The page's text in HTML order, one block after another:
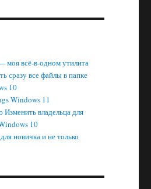
для антивируса Защитника
моя всё-в-одном утилита
сразу все файлы в папке
10
Windows 11
владельца для
10
новичка и не только